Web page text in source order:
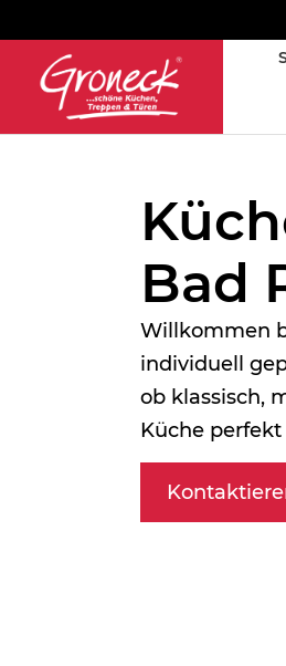
Bad
Willkommen
individuell
ob klassisch,
Küche